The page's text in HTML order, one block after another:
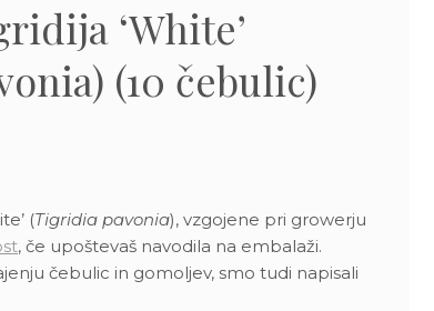
‘White’
(10 čebulic)
(Tigridia pavonia), vzgojene pri growerju
, če upoštevaš navodila na embalaži.
čebulic in gomoljev, smo tudi napisali